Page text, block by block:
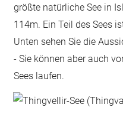
größte natürliche See in
114m. Ein Teil des Sees
Unten sehen Sie die
- Sie können aber auch
Sees laufen.